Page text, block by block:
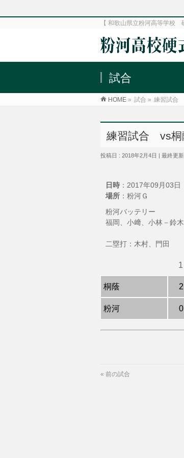
【 和歌山県立粉河高等学校
試合
HOME » 試合 » 練習試合
練習試合 vs桐
投稿日 : 2018年2月4日 最終更
日時 ：2017年09月03日
場所 ：粉河Ｇ
粉河バッテリー
福岡、小﨑、小林－鈴木
二塁打：木村、門田
桐蔭
粉河
1
2
0
« 前の試合